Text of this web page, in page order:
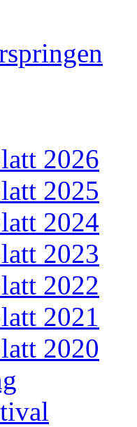
2026
2025
2024
2023
2022
2021
2020